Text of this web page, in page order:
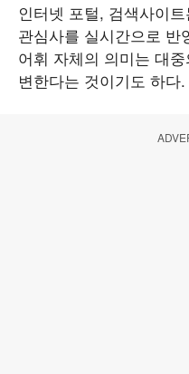
인터넷 포털, 검색사이트
관심사를 실시간으로 반
어휘 자체의 의미는 대
변한다는 것이기도 하다.